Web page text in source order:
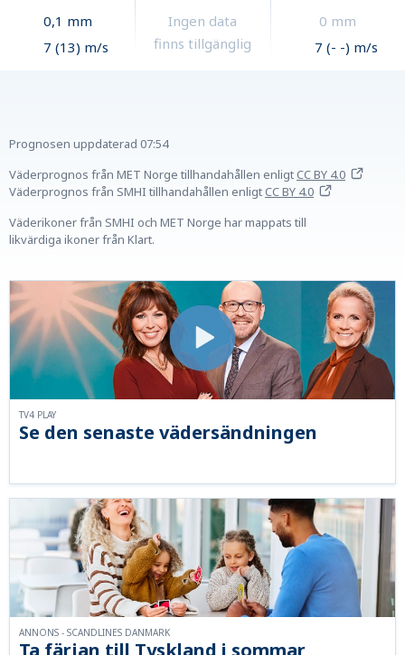
0,1 mm
7 (13) m/s
Ingen data
finns tillgänglig
0 mm
7 (- -) m/s
Prognosen uppdaterad 07:54
Väderprognos från MET Norge tillhandahållen enligtCC BY 4.0
Väderprognos från SMHI tillhandahållen enligtCC BY 4.0
Väderikoner från SMHI och MET Norge har mappats till
likvärdiga ikoner från Klart.
Se den senaste vädersändningen
TV4 PLAY
ANNONS - SCANDLINES DANMARK